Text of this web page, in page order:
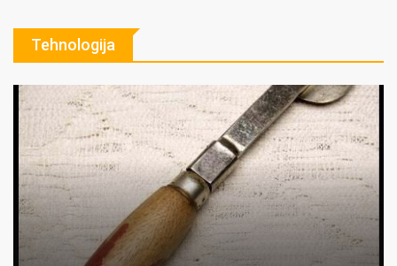
Tehnologija